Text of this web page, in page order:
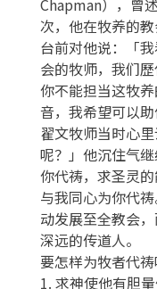
次，他在牧养的
台前对他说：「
会的牧师，我们
你不能担当这牧
音，我希望可以助
翟文牧师当时心
呢？」他沉住气
你代祷，求圣灵
与我同心为你代
动发展至全教会
深远的传道人。
要怎样为牧者代祷
1. 求神使他有胆量